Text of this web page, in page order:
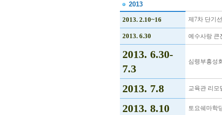
2013
2013. 2.10~16 제7차 단기
2013. 6.30 예수사랑 큰
2013. 6.30-
7.3
심령부흥성
2013. 7.8 교육관 리모
2013. 8.10 토요쉐마학